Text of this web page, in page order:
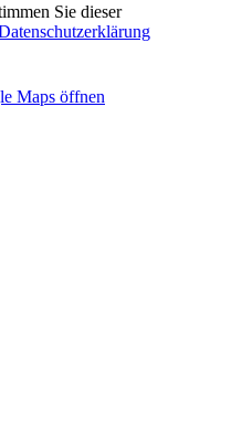
Sie dieser
Maps öffnen